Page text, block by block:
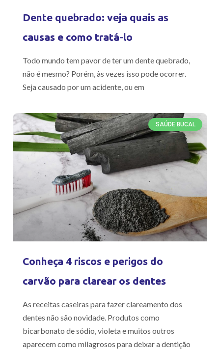
Dente quebrado: veja quais as
causas e como tratá-lo
Todo mundo tem pavor de ter um dente quebrado,
não é mesmo? Porém, às vezes isso pode ocorrer.
Seja causado por um acidente, ou em
SAÚDE BUCAL
Conheça 4 riscos e perigos do
carvão para clarear os dentes
As receitas caseiras para fazer clareamento dos
dentes não são novidade. Produtos como
bicarbonato de sódio, violeta e muitos outros
aparecem como milagrosos para deixar a dentição